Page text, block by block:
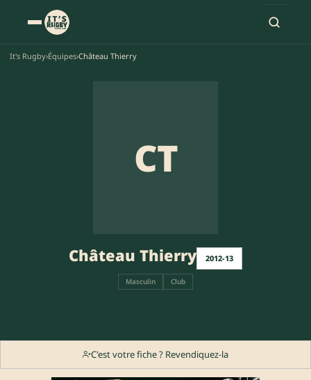
It's Rugby›Équipes›Château Thierry
CT
Château Thierry 2012-13
Masculin Club
C'est votre fiche ? Revendiquez-la